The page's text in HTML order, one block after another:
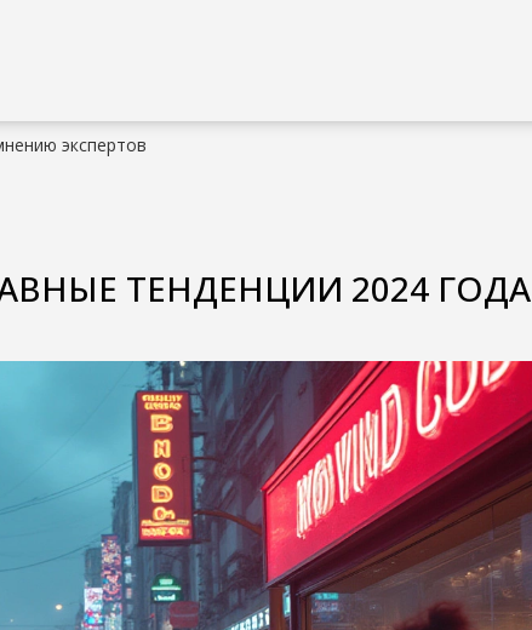
экспертов
ТЕНДЕНЦИИ 2024 ГОДА